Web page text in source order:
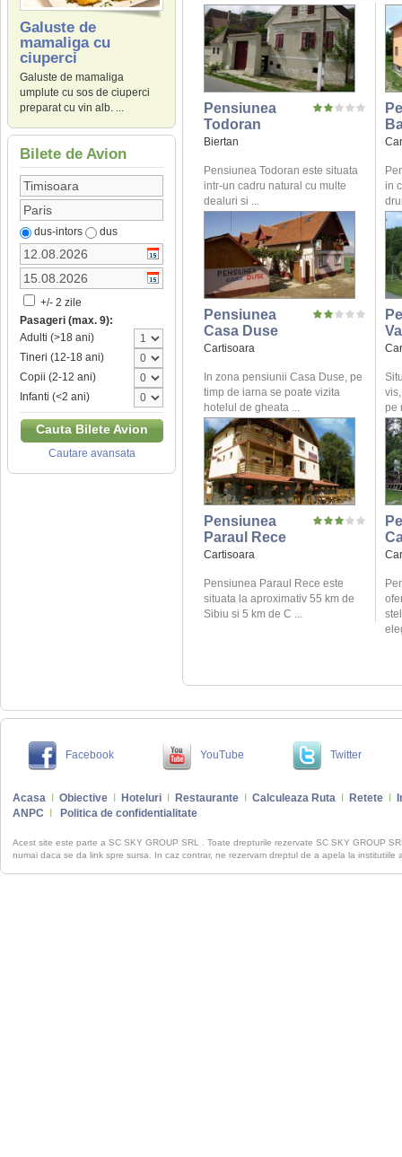
Galuste de
mamaliga cu
ciuperci
Galuste de mamaliga
umplute cu sos de ciuperci
preparat cu vin alb. ...
Bilete de Avion
dus-intors dus
+/- 2 zile
Pasageri (max. 9):
Adulti (>18 ani)
Tineri (12-18 ani)
Copii (2-12 ani)
Infanti (<2 ani)
Cauta Bilete Avion
Cautare avansata
Pensiunea
Todoran
Biertan
Pensiunea Todoran este situata
intr-un cadru natural cu multe
dealuri si ...
in
Pensiunea
Casa Duse
Cartisoara
In zona pensiunii Casa Duse, pe
timp de iarna se poate vizita
hotelul de gheata ...
pe
Pensiunea
Paraul Rece
Cartisoara
Pensiunea Paraul Rece este
situata la aproximativ 55 km de
Sibiu si 5 km de C ...
Facebook YouTube Twitter
Acasa Obiective Hoteluri Restaurante Calculeaza Ruta Retete
ANPC
Politica de confidentialitate
Acest site este parte a SC SKY GROUP SRL . Toate drepturile rezervate SC SKY GROUP
numai daca se da link spre sursa. In caz contrar, ne rezervam dreptul de a apela la institutiile